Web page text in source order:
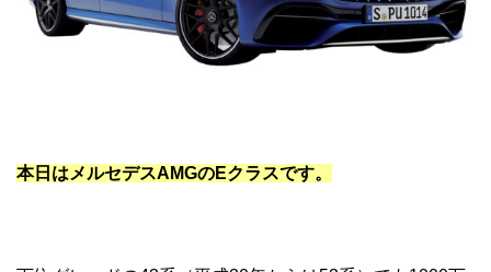
本日はメルセデスAMGのEクラスです。